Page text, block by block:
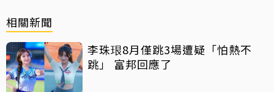
相關新聞
李珠珢8月僅跳3場遭疑「怕熱不
跳」 富邦回應了